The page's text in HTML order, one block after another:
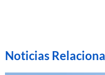
Noticias